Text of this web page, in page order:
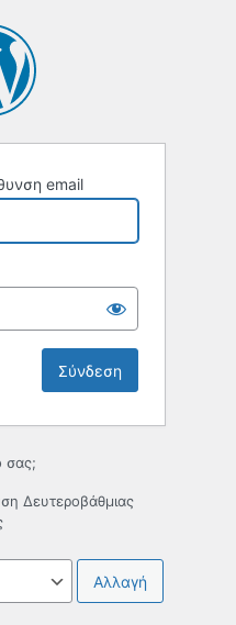
email
σας;
Δευτεροβάθμιας